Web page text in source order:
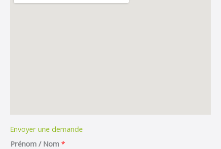
Envoyer une demande
Prénom / Nom *